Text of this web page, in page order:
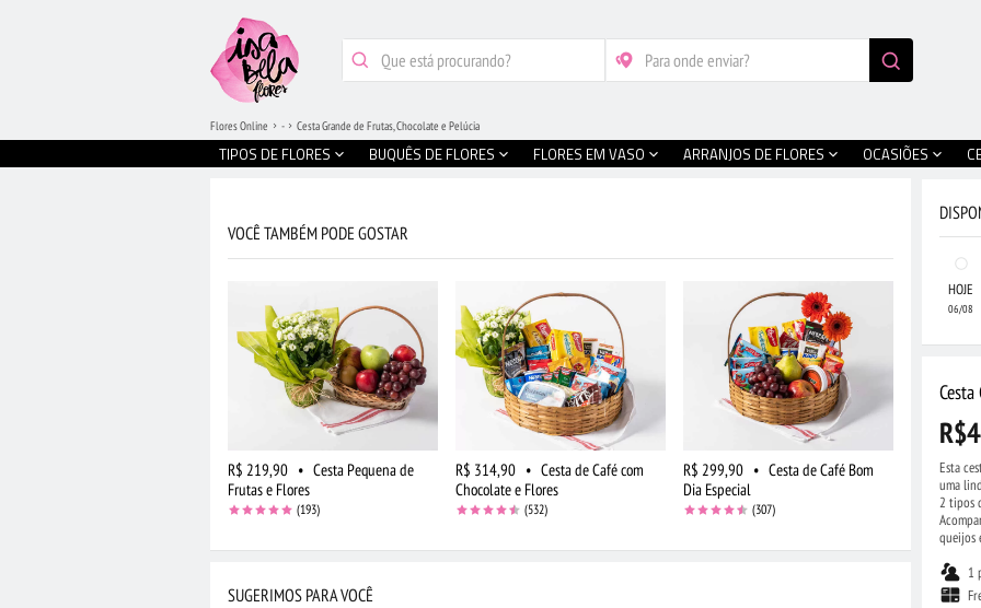
TIPOS DE FLORES BUQUÊS DE FLORES FLORES EM VASO ARRANJOS DE FLORES OCASIÕES
Flores Online - Cesta Grande de Frutas, Chocolate e Pelúcia
VOCÊ TAMBÉM PODE GOSTAR
R$ 219,90 • Cesta Pequena de
Frutas e Flores
(193)
R$ 314,90 • Cesta de Café com
Chocolate e Flores
(532)
R$ 299,90 • Cesta de Café Bom
Dia Especial
(307)
SUGERIMOS PARA VOCÊ
HOJE
06/08
Esta
uma
2 tipos
queijos
1